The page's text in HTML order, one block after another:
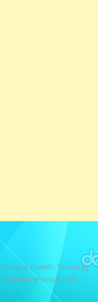
& CeeWP, Theme by
WordPress theme